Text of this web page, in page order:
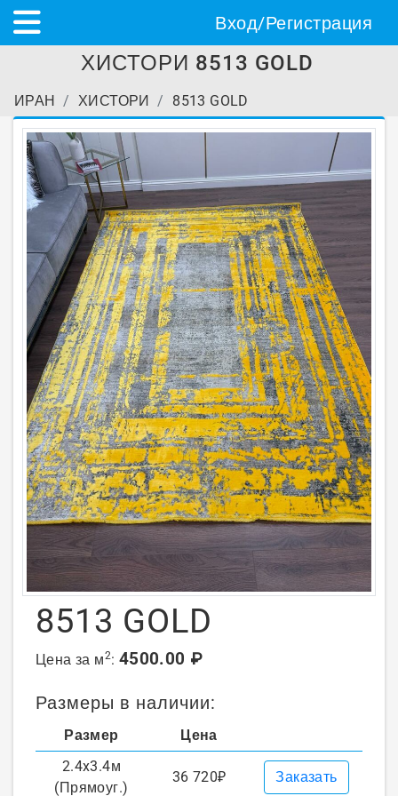
Вход/Регистрация
ХИСТОРИ 8513 GOLD
ИРАН ХИСТОРИ 8513 GOLD
8513 GOLD
Цена за м2: 4500.00 ₽
Размеры в наличии:
Размер
Цена
2.4x3.4м
(Прямоуг.)
36 720₽ Заказать